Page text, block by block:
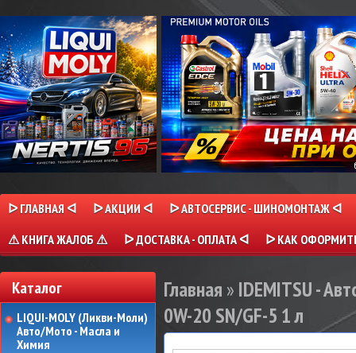
ᐅ ГЛАВНАЯ ᐊ ᐅ АКЦИИ ᐊ
ᐅ АВТОСЕРВИС - ШИНОМОНТАЖ ᐊ
⚠ КНИГА ЖАЛОБ ⚠
ᐅ ДОСТАВКА - ОПЛАТА ᐊ ᐅ КАК
Каталог
LIQUI-MOLY (Ликви-Моли)
Авто/Мото - Масла и
Химия
Главная » IDEMITSU -
0W-20 SN/GF-5 1 л